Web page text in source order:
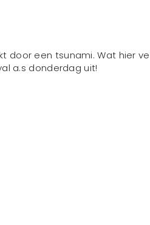
door een tsunami. Wat hier
a.s donderdag uit!